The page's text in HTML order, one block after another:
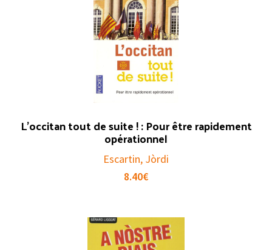
L’occitan tout de suite ! : Pour être rapidement
opérationnel
Escartin, Jòrdi
8.40€